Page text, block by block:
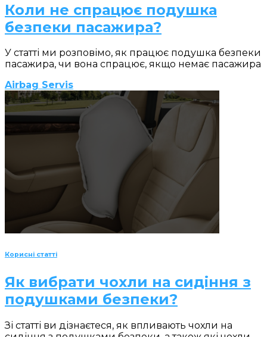
Коли не спрацює подушка
безпеки пасажира?
У статті ми розповімо, як працює подушка безпеки
пасажира, чи вона спрацює, якщо немає пасажира
Airbag Servis
Корисні статті
Як вибрати чохли на сидіння з
подушками безпеки?
Зі статті ви дізнаєтеся, як впливають чохли на